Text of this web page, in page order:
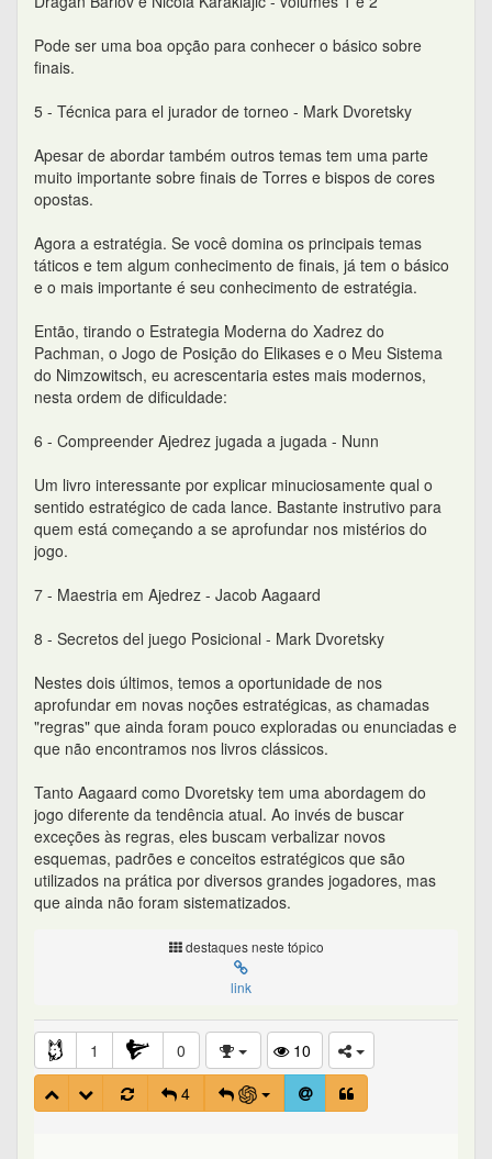
Pode ser uma boa opção para conhecer o básico sobre
finais.
5 - Técnica para el jurador de torneo - Mark Dvoretsky
Apesar de abordar também outros temas tem uma parte
muito importante sobre finais de Torres e bispos de cores
opostas.
Agora a estratégia. Se você domina os principais temas
táticos e tem algum conhecimento de finais, já tem o básico
e o mais importante é seu conhecimento de estratégia.
Então, tirando o Estrategia Moderna do Xadrez do
Pachman, o Jogo de Posição do Elikases e o Meu Sistema
do Nimzowitsch, eu acrescentaria estes mais modernos,
nesta ordem de dificuldade:
6 - Compreender Ajedrez jugada a jugada - Nunn
Um livro interessante por explicar minuciosamente qual o
sentido estratégico de cada lance. Bastante instrutivo para
quem está começando a se aprofundar nos mistérios do
jogo.
7 - Maestria em Ajedrez - Jacob Aagaard
8 - Secretos del juego Posicional - Mark Dvoretsky
Nestes dois últimos, temos a oportunidade de nos
aprofundar em novas noções estratégicas, as chamadas
"regras" que ainda foram pouco exploradas ou enunciadas e
que não encontramos nos livros clássicos.
Tanto Aagaard como Dvoretsky tem uma abordagem do
jogo diferente da tendência atual. Ao invés de buscar
exceções às regras, eles buscam verbalizar novos
esquemas, padrões e conceitos estratégicos que são
utilizados na prática por diversos grandes jogadores, mas
que ainda não foram sistematizados.
destaques neste tópico
link
1 0
10
4